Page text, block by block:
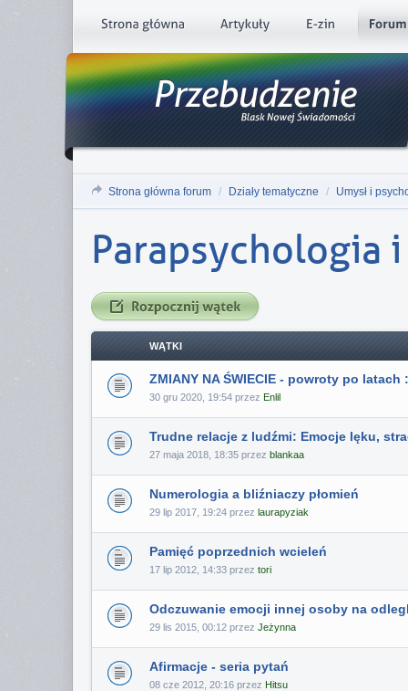
Strona główna forum / Działy tematyczne / Umysł i
Parapsychologia
WĄTKI
ZMIANY NA ŚWIECIE - powroty po latach
30 gru 2020, 19:54 przez Enlil
Trudne relacje z ludźmi: Emocje lęku,
27 maja 2018, 18:35 przez blankaa
Numerologia a bliźniaczy płomień
29 lip 2017, 19:24 przez laurapyziak
Pamięć poprzednich wcieleń
17 lip 2012, 14:33 przez tori
Odczuwanie emocji innej osoby na
29 lis 2015, 00:12 przez Jeżynna
Afirmacje - seria pytań
08 cze 2012, 20:16 przez Hitsu